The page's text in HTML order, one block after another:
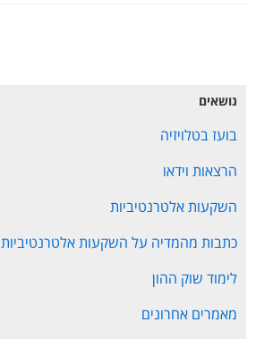
נושאים
בועז בטלויזיה
הרצאות וידאו
השקעות אלטרנטיביות
כתבות מהמדיה על השקעות אלטרנטיביות
לימוד שוק ההון
מאמרים אחרונים